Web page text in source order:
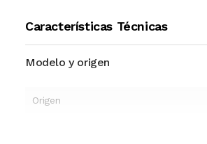
Características Técnicas
Modelo y origen
Origen